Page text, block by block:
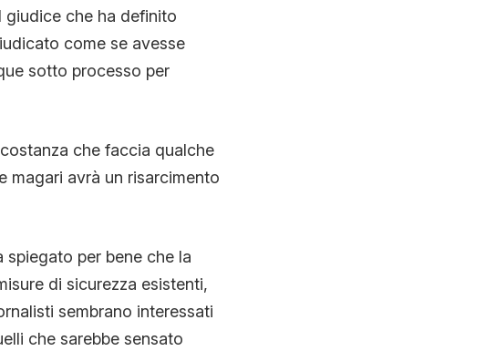
giudice che ha definito
come se avesse
sotto processo per
che faccia qualche
magari avrà un risarcimento
spiegato per bene che la
di sicurezza esistenti,
sembrano interessati
che sarebbe sensato